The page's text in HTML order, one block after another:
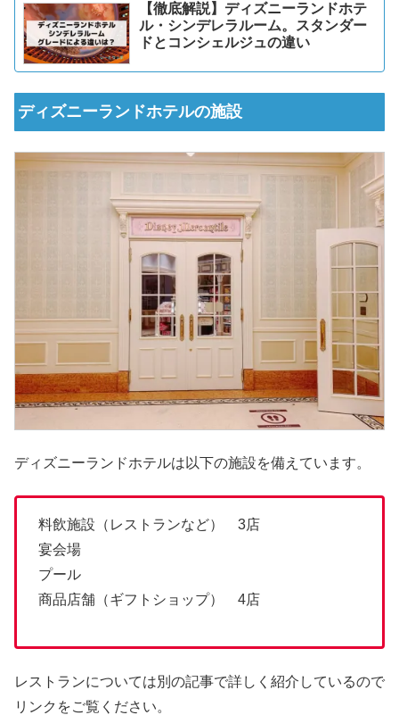
【徹底解説】ディズニーランドホテ
ル・シンデレラルーム。スタンダー
ドとコンシェルジュの違い
ディズニーランドホテルの施設
ディズニーランドホテルは以下の施設を備えています。
料飲施設（レストランなど） 3店
宴会場
プール
商品店舗（ギフトショップ） 4店
レストランについては別の記事で詳しく紹介しているので
リンクをご覧ください。